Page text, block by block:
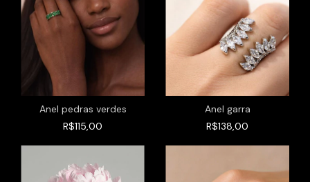
Anel pedras verdes
R$115,00
Anel garra
R$138,00